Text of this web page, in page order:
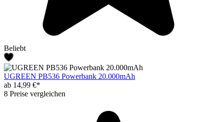
Beliebt
UGREEN PB536 Powerbank 20.000mAh
ab 14,99 €*
8 Preise vergleichen